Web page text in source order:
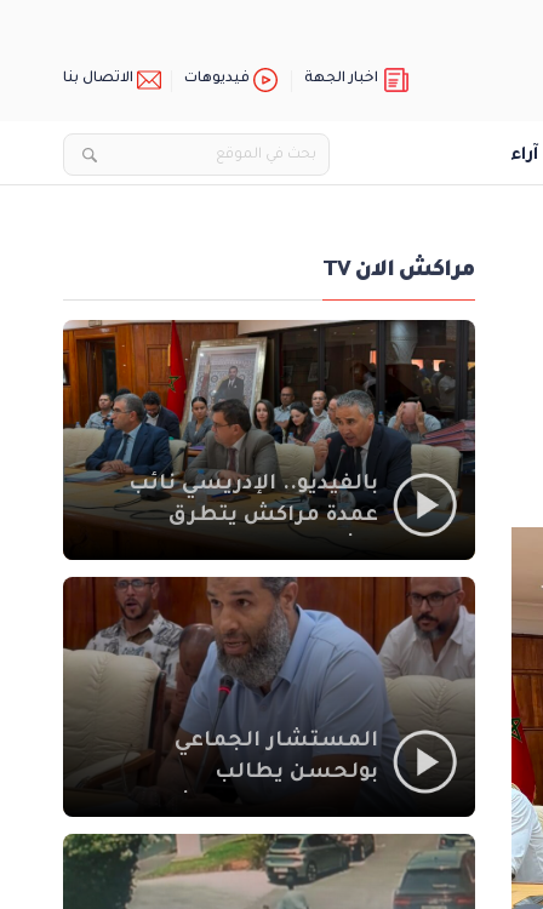
اخبار الجهة فيديوهات الاتصال بنا
آراء
مراكش الان TV
بالفيديو.. الإدريسي نائب
عمدة مراكش يتطرق
الاجتماعي في نقل
المحطة الطرقية إلى
العزوزية
المستشار الجماعي
بولحسن يطالب
أشغال شارع علال
الفاسي بمراكش